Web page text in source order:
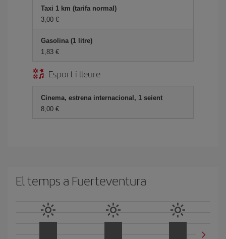
Taxi 1 km (tarifa normal)
3,00
Gasolina (1 litre)
1,83
Esport i lleure
Cinema, estrena internacional, 1 seient
8,00
El temps a Fuerteventura